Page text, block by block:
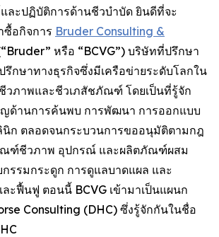
ละปฏิบัติการด้านชีวบำบัด ยินดีที่จะ
ซื้อกิจการ Bruder Consulting &
หรือ “BCVG”) บริษัทที่ปรึกษา
กษาทางธุรกิจซึ่งมีเครือข่ายระดับโลกใน
วภาพและชีวเภสัชภัณฑ์ โดยเป็นที่รู้จัก
ญด้านการค้นพบ การพัฒนา การออกแบบ
นิก ตลอดจนกระบวนการขออนุมัติตามกฎ
ณฑ์ชีวภาพ อุปกรณ์ และผลิตภัณฑ์ผสม
รรมกระดูก การดูแลบาดแผล และ
ะฟื้นฟู ตอนนี้ BCVG เข้ามาเป็นแผนก
Consulting (DHC) ซึ่งรู้จักกันในชื่อ